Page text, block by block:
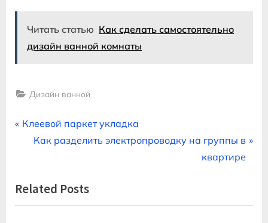
Читать статью Как сделать самостоятельно
дизайн ванной комнаты
Дизайн ванной
Навигация
P
i
o
Клеевой паркет укладка
N
t
P
Как разделить электропроводку на группы в
квартире
Related Posts